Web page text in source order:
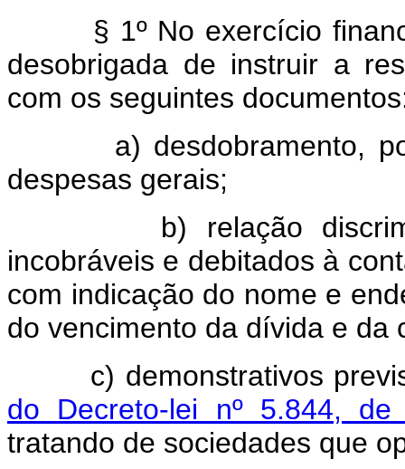
§ 1º No exercício
desobrigada de instruir a
com os seguintes
a) desdobramento, por
despesas gerais;
b) relação
incobráveis e debitados à
com indicação do nome e
do vencimento da dívida e da
c) demonstrativos
do Decreto-lei nº 5.844,
tratando de sociedades que